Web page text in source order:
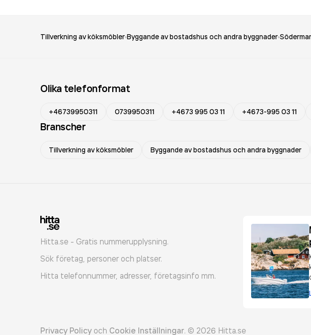
Tillverkning av köksmöbler Byggande av bostadshus och andra byggnader
Olika telefonformat
+46739950311 0739950311 +4673 995 03 11 +4673-995 03 11
Branscher
Tillverkning av köksmöbler Byggande av bostadshus och andra byggnader
Hitta.se - Gratis nummerupplysning.
Sök företag, personer och platser.
Hitta telefonnummer, adresser, företagsinfo mm.
Privacy Policy och Cookie Inställningar. © 2026 Hitta.se